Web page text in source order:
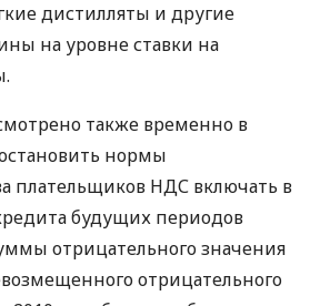
дистилляты и другие
на уровне ставки на
также временно в
нормы
плательщиков НДС включать в
будущих периодов
отрицательного значения
отрицательного